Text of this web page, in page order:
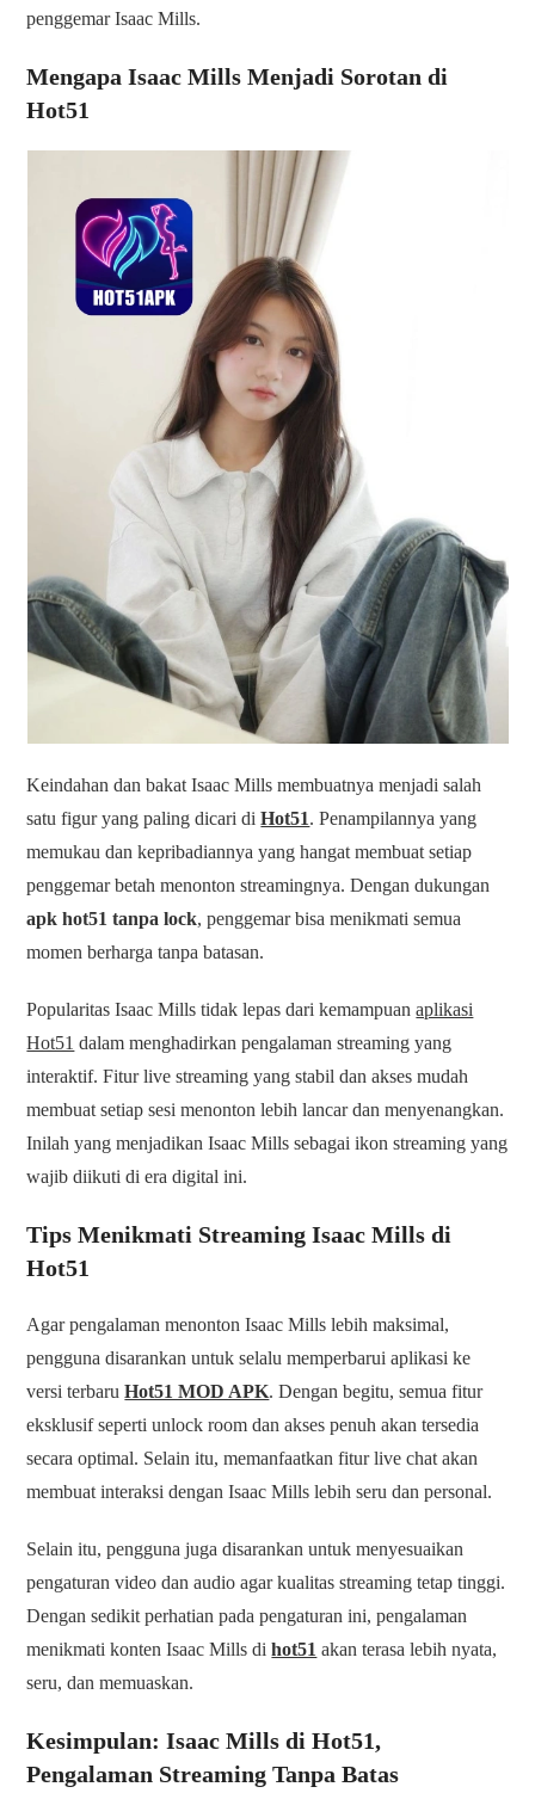
penggemar Isaac Mills.
Mengapa Isaac Mills Menjadi Sorotan di
Hot51
Keindahan dan bakat Isaac Mills membuatnya menjadi salah
satu figur yang paling dicari diHot51. Penampilannya yang
memukau dan kepribadiannya yang hangat membuat setiap
penggemar betah menonton streamingnya. Dengan dukungan
apk hot51 tanpa lock, penggemar bisa menikmati semua
momen berharga tanpa batasan.
Popularitas Isaac Mills tidak lepas dari kemampuanaplikasi
Hot51 dalam menghadirkan pengalaman streaming yang
interaktif. Fitur live streaming yang stabil dan akses mudah
membuat setiap sesi menonton lebih lancar dan menyenangkan.
Inilah yang menjadikan Isaac Mills sebagai ikon streaming yang
wajib diikuti di era digital ini.
Tips Menikmati Streaming Isaac Mills di
Hot51
Agar pengalaman menonton Isaac Mills lebih maksimal,
pengguna disarankan untuk selalu memperbarui aplikasi ke
versi terbaruHot51 MOD APK. Dengan begitu, semua fitur
eksklusif seperti unlock room dan akses penuh akan tersedia
secara optimal. Selain itu, memanfaatkan fitur live chat akan
membuat interaksi dengan Isaac Mills lebih seru dan personal.
Selain itu, pengguna juga disarankan untuk menyesuaikan
pengaturan video dan audio agar kualitas streaming tetap tinggi.
Dengan sedikit perhatian pada pengaturan ini, pengalaman
menikmati konten Isaac Mills dihot51 akan terasa lebih nyata,
seru, dan memuaskan.
Kesimpulan: Isaac Mills di Hot51,
Pengalaman Streaming Tanpa Batas